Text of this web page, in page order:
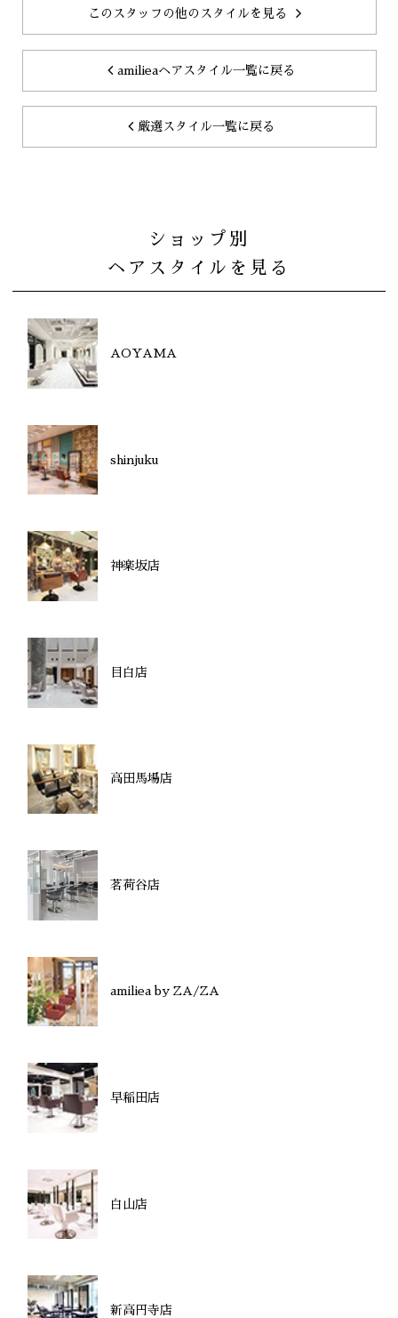
このスタッフの他のスタイルを見る
amilieaヘアスタイル一覧に戻る
厳選スタイル一覧に戻る
ショップ別
ヘアスタイルを見る
AOYAMA
shinjuku
神楽坂店
目白店
高田馬場店
茗荷谷店
amiliea by ZA/ZA
早稲田店
白山店
新高円寺店